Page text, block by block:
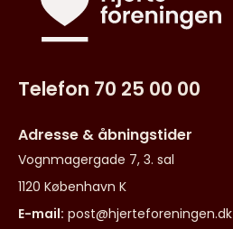
Telefon 70 25 00 00
Adresse & åbningstider
Vognmagergade 7, 3. sal
1120 København K
E-mail: post@hjerteforeningen.dk